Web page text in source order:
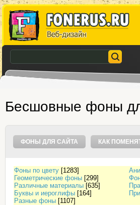
Бесшовные фоны
ФОНЫ ДЛЯ САЙТА КАК
Фоны по цвету [1283]
Геометрические фоны [299]
Различные материалы [635]
Буквы и иероглифы [164]
Разные фоны [1107]